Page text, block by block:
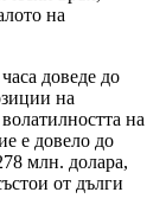
на
доведе до
на
на
е довело до
млн. долара,
от дълги